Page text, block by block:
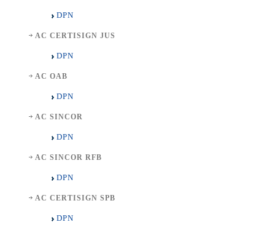
DPN
AC CERTISIGN JUS
DPN
AC OAB
DPN
AC SINCOR
DPN
AC SINCOR RFB
DPN
AC CERTISIGN SPB
DPN